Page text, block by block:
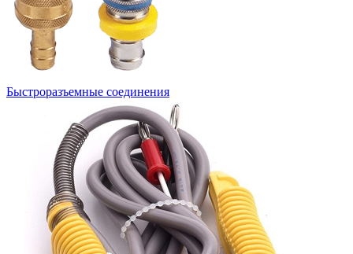
Быстроразъемные соединения